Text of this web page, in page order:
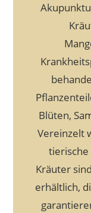
Blüten,
Vereinzelt
tierische
Kräuter
erhältlich,